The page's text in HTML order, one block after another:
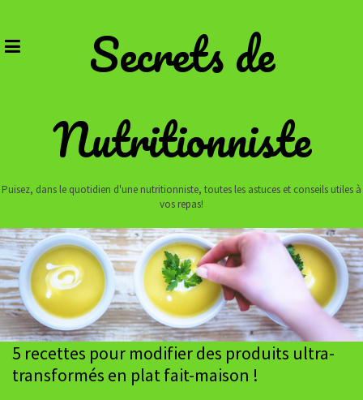
content
Secrets de
Nutritionniste
Puisez, dans le quotidien d'une nutritionniste, toutes les astuces et conseils utiles à
vos repas!
5 recettes pour modifier des produits ultra-
transformés en plat fait-maison !